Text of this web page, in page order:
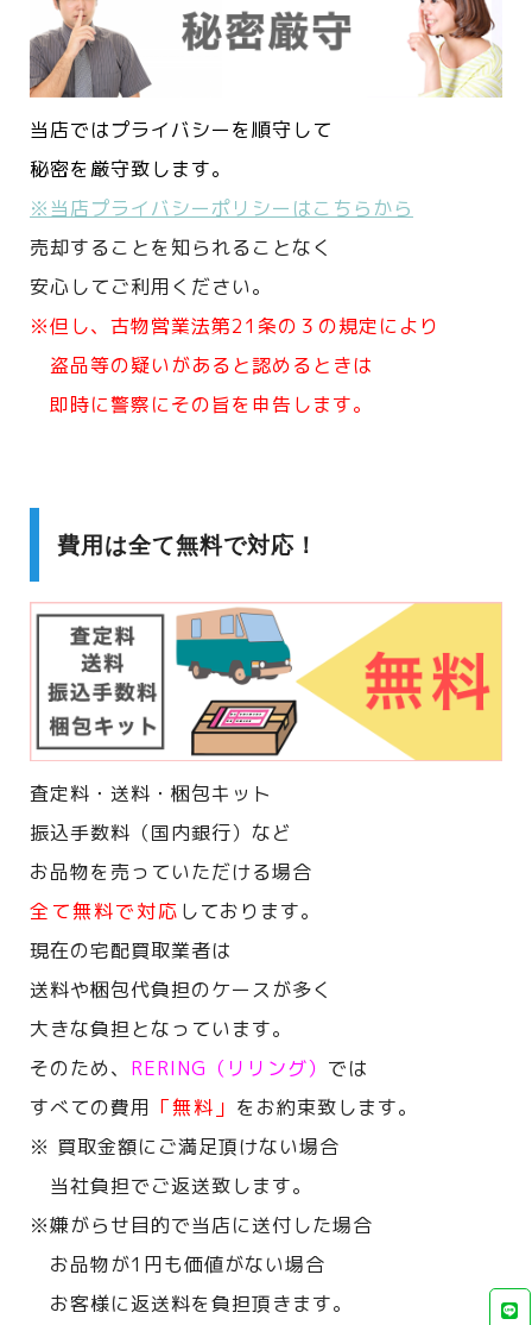
当店ではプライバシーを順守して
秘密を厳守致します。
※当店プライバシーポリシーはこちらから
売却することを知られることなく
安心してご利用ください。
※但し、古物営業法第21条の３の規定により
盗品等の疑いがあると認めるときは
即時に警察にその旨を申告します。
費用は全て無料で対応！
査定料・送料・梱包キット
振込手数料（国内銀行）など
お品物を売っていただける場合
全て無料で対応 しております。
現在の宅配買取業者は
送料や梱包代負担のケースが多く
大きな負担となっています。
そのため、 RERING（リリング） では
すべての費用 「無料」 をお約束致します。
※ 買取金額にご満足頂けない場合
当社負担でご返送致します。
※嫌がらせ目的で当店に送付した場合
お品物が1円も価値がない場合
お客様に返送料を負担頂きます。